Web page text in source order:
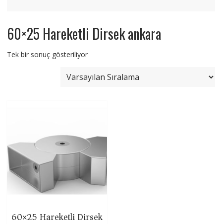
60×25 Hareketli Dirsek ankara
Tek bir sonuç gösteriliyor
60×25 Hareketli Dirsek